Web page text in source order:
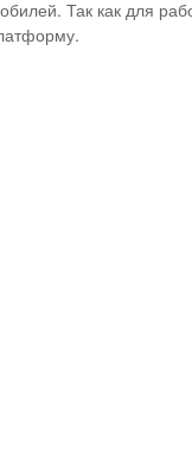
Так как для